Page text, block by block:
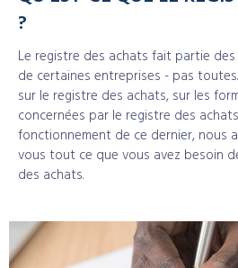
?
Le registre des achats fait partie
de certaines entreprises - pas
sur le registre des achats, sur les
concernées par le registre des
fonctionnement de ce dernier, nous
vous tout ce que vous avez besoin
des achats.